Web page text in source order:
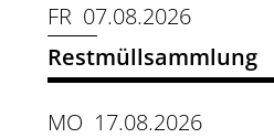
FR 07.08.2026
Restmüllsammlung
MO 17.08.2026